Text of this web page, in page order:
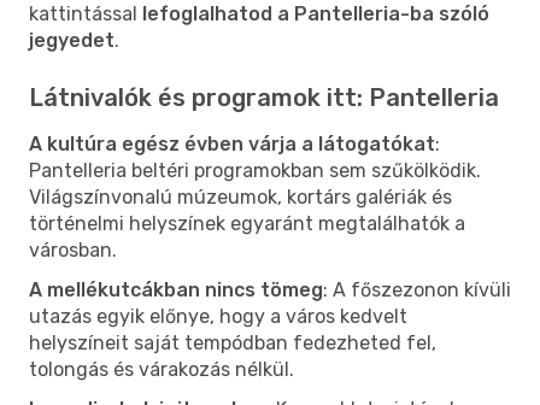
kattintással lefoglalhatod a Pantelleria-ba szóló
jegyedet.
Látnivalók és programok itt: Pantelleria
A kultúra egész évben várja a látogatókat:
Pantelleria beltéri programokban sem szűkölködik.
Világszínvonalú múzeumok, kortárs galériák és
történelmi helyszínek egyaránt megtalálhatók a
városban.
A mellékutcákban nincs tömeg: A főszezonon kívüli
utazás egyik előnye, hogy a város kedvelt
helyszíneit saját tempódban fedezheted fel,
tolongás és várakozás nélkül.